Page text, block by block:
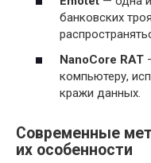
банковских
NanoCore RAT
компьютеру,
кражи данных.
Современные
их особенности